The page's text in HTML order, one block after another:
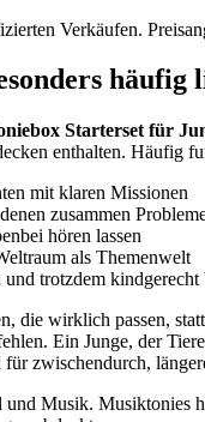
Verkäufen.
Starterset für
enthalten. Häufig
mit klaren Missionen
zusammen
hören lassen
als Themenwelt
trotzdem kindgerecht
die wirklich passen,
Ein Junge, der
zwischendurch,
Musik. Musiktonies